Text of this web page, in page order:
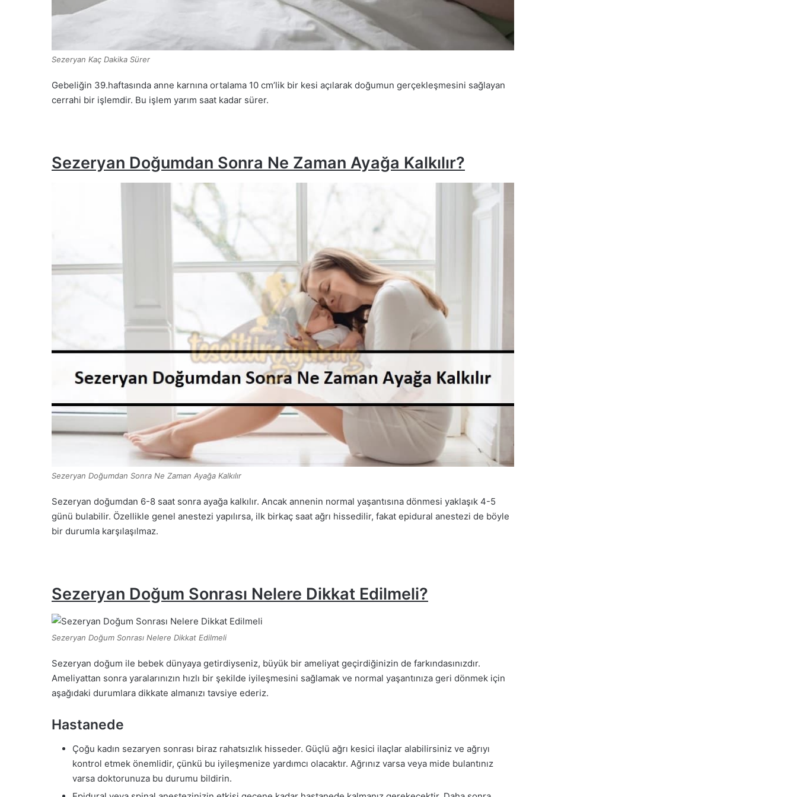
Sezeryan Kaç Dakika Sürer
Gebeliğin 39.haftasında anne karnına ortalama 10 cm’lik bir kesi açılarak doğumun gerçekleşmesini sağlayan
cerrahi bir işlemdir. Bu işlem yarım saat kadar sürer.
Sezeryan Doğumdan Sonra Ne Zaman Ayağa Kalkılır?
Sezeryan Doğumdan Sonra Ne Zaman Ayağa Kalkılır
Sezeryan doğumdan 6-8 saat sonra ayağa kalkılır. Ancak annenin normal yaşantısına dönmesi yaklaşık 4-5
günü bulabilir. Özellikle genel anestezi yapılırsa, ilk birkaç saat ağrı hissedilir, fakat epidural anestezi de böyle
bir durumla karşılaşılmaz.
Sezeryan Doğum Sonrası Nelere Dikkat Edilmeli?
Sezeryan Doğum Sonrası Nelere Dikkat Edilmeli
Sezeryan doğum ile bebek dünyaya getirdiyseniz, büyük bir ameliyat geçirdiğinizin de farkındasınızdır.
Ameliyattan sonra yaralarınızın hızlı bir şekilde iyileşmesini sağlamak ve normal yaşantınıza geri dönmek için
aşağıdaki durumlara dikkate almanızı tavsiye ederiz.
Hastanede
Çoğu kadın sezaryen sonrası biraz rahatsızlık hisseder. Güçlü ağrı kesici ilaçlar alabilirsiniz ve ağrıyı
kontrol etmek önemlidir, çünkü bu iyileşmenize yardımcı olacaktır. Ağrınız varsa veya mide bulantınız
varsa doktorunuza bu durumu bildirin.